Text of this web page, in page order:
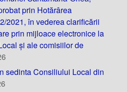
prin Hotărârea
2021, în vederea clarificării
prin mijloace electronice la
și ale comisiilor de
sedinta Consiliului Local din